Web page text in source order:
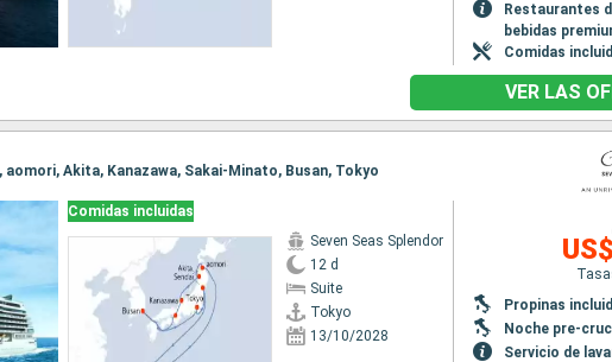
Restaurantes
bebidas
Comidas
VER LAS
aomori, Akita, Kanazawa, Sakai-Minato, Busan, Tokyo
Comidas incluidas
Seven Seas Splendor
12 d
Suite
Tokyo
13/10/2028
Propinas
Noche pre-
Servicio de